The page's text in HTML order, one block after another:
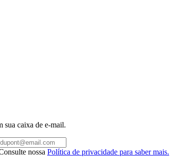
sua caixa de e-mail.
nossa Política de privacidade para saber mais.